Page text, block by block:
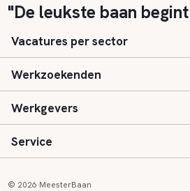
"De leukste baan
Vacatures per sector
Basisonderwijs
Speciaal (basis) onderwijs
Voortgezet onderwijs
Werkzoekenden
Aanmelden
Vacatures
Werkgevers
Inloggen
Service
© 2026 MeesterBaan